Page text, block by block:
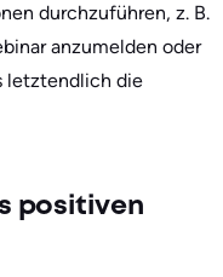
durchzuführen, z. B.
anzumelden oder
letztendlich die
positiven